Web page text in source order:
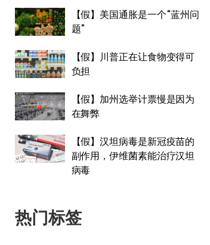
【假】美国通胀是一个“蓝州问
题”
【假】川普正在让食物变得可
负担
【假】加州选举计票慢是因为
在舞弊
【假】汉坦病毒是新冠疫苗的
副作用，伊维菌素能治疗汉坦
病毒
热门标签